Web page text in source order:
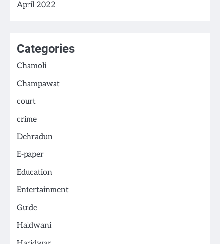
April 2022
Categories
Chamoli
Champawat
court
crime
Dehradun
E-paper
Education
Entertainment
Guide
Haldwani